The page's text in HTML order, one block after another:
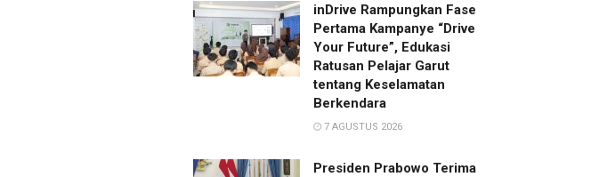
inDrive Rampungkan Fase
Pertama Kampanye “Drive
Your Future”, Edukasi
Ratusan Pelajar Garut
tentang Keselamatan
Berkendara
7 AGUSTUS 2026
Presiden Prabowo Terima